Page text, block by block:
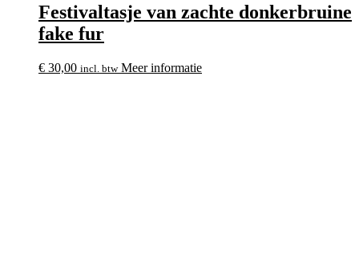
Festivaltasje van zachte donkerbruine
fake fur
€ 30,00 incl. btw Meer informatie